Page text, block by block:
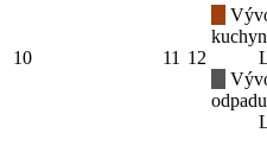
10 11 12
odpadu